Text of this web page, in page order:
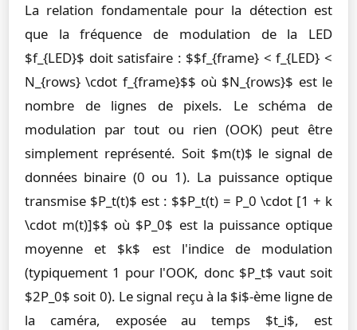
La relation fondamentale pour la détection est
que la fréquence de modulation de la LED
$f_{LED}$ doit satisfaire : $$f_{frame} < f_{LED} <
N_{rows} \cdot f_{frame}$$ où $N_{rows}$ est le
nombre de lignes de pixels. Le schéma de
modulation par tout ou rien (OOK) peut être
simplement représenté. Soit $m(t)$ le signal de
données binaire (0 ou 1). La puissance optique
transmise $P_t(t)$ est : $$P_t(t) = P_0 \cdot [1 + k
\cdot m(t)]$$ où $P_0$ est la puissance optique
moyenne et $k$ est l'indice de modulation
(typiquement 1 pour l'OOK, donc $P_t$ vaut soit
$2P_0$ soit 0). Le signal reçu à la $i$-ème ligne de
la caméra, exposée au temps $t_i$, est